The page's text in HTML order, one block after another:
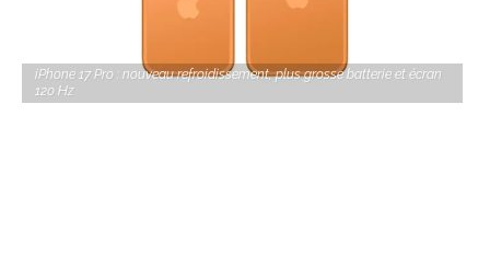
iPhone 17 Pro : nouveau refroidissement, plus grosse batterie et écran
120 Hz